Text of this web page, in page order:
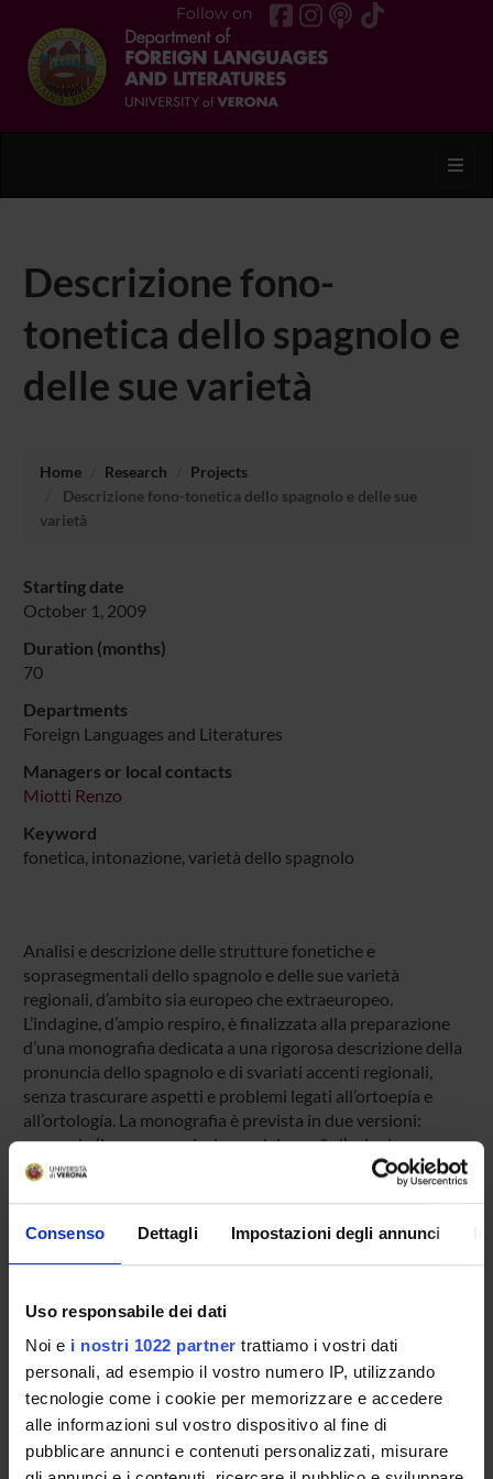
Consenso Dettagli Impostazioni degli annunci
Uso responsabile dei dati
Noi e i nostri 1022 partner trattiamo i vostri dati
personali, ad esempio il vostro numero IP, utilizzando
tecnologie come i cookie per memorizzare e accedere
alle informazioni sul vostro dispositivo al fine di
pubblicare annunci e contenuti personalizzati, misurare
Follow on
Descrizione fono-
tonetica dello spagnolo e
delle sue varietà
Home Research
Projects
Descrizione fono-tonetica dello spagnolo e delle sue
varietà
Starting date
October 1, 2009
Duration (months)
70
Departments
Foreign Languages and Literatures
Managers or local contacts
Miotti Renzo
Keyword
fonetica, intonazione, varietà dello spagnolo
Analisi e descrizione delle strutture fonetiche e
soprasegmentali dello spagnolo e delle sue varietà
regionali, d’ambito sia europeo che extraeuropeo.
L’indagine, d’ampio respiro, è finalizzata alla preparazione
d’una monografia dedicata a una rigorosa descrizione della
pronuncia dello spagnolo e di svariati accenti regionali,
senza trascurare aspetti e problemi legati all’ortoepía e
all’ortología. La monografia è prevista in due versioni:
spagnola (Las pronunciaciones del español) e inglese
(Spanish PronunciationS).
Associate Professor
RESEARCH AREAS INVOLVED IN THE PROJECT